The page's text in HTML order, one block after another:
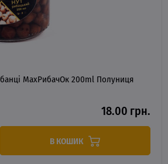
MaxРибачОк 200ml Полуниця
18.00 грн.
В КОШИК